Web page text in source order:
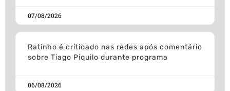
07/08/2026
Ratinho é criticado nas redes após comentário
sobre Tiago Piquilo durante programa
06/08/2026